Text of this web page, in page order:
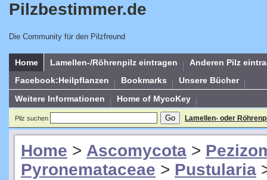
Pilzbestimmer.de
Die Community für den Pilzfreund
Home Lamellen-/Röhrenpilz eintragen
Anderen Pilz
Facebook:Heilpflanzen
Bookmarks
Unsere Bücher
Weitere Informationen
Home of MycoKey
Pilz suchen Lamellen- oder
Home > Ascomycota >
Pyronemataceae > Pustularia